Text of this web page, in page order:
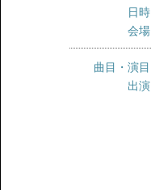
日時
会場
曲目・演目
出演